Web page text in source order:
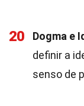
20 Dogma e
definir a
senso de